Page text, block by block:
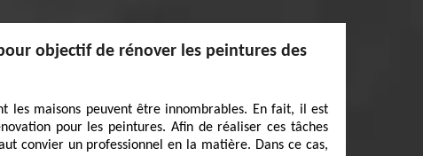
objectif de rénover les peintures des
les maisons peuvent être innombrables. En fait, il est
pour les peintures. Afin de réaliser ces tâches
convier un professionnel en la matière. Dans ce cas,